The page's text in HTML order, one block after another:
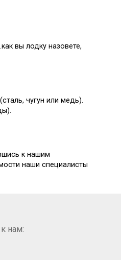
вы лодку назовете,
чугун или медь).
к нашим
наши специалисты
нам: